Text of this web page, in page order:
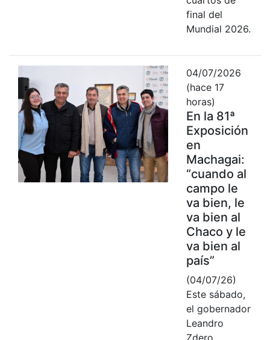
final del
Mundial 2026.
04/07/2026
(hace 17
horas)
En la 81ª
Exposición
en
Machagai:
“cuando al
campo le
va bien, le
va bien al
Chaco y le
va bien al
país”
(04/07/26)
Este sábado,
el gobernador
Leandro
Zdero